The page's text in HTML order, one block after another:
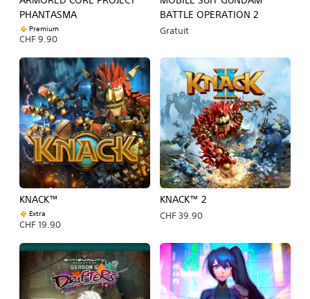
PHANTASMA
Premium
CHF 9.90
BATTLE OPERATION 2
Gratuit
KNACK™
Extra
CHF 19.90
KNACK™ 2
CHF 39.90